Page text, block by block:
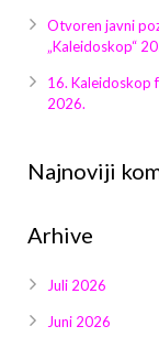
Galerija 2019
Galerija 2022
Galerija 2024
Galerija 2025
Otvoren javni
„Kaleidoskop“
16. Kaleidoskop
2026.
Najnoviji
Arhive
Juli 2026
Juni 2026